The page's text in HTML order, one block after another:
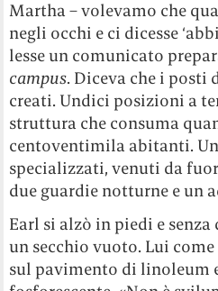
Martha – volevamo che
negli occhi e ci dicesse
lesse un comunicato
campus. Diceva che i posti
creati. Undici posizioni a
struttura che consuma
centoventimila abitanti.
specializzati, venuti da
due guardie notturne e un
Earl si alzò in piedi e
un secchio vuoto. Lui
sul pavimento di linoleum